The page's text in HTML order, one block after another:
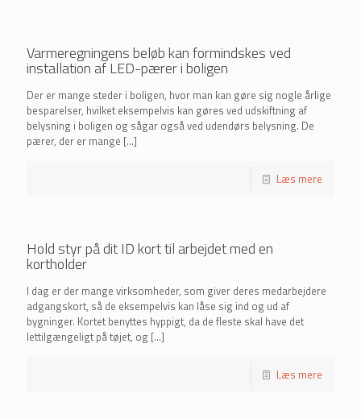
Varmeregningens beløb kan formindskes ved
installation af LED-pærer i boligen
Der er mange steder i boligen, hvor man kan gøre sig nogle årlige
besparelser, hvilket eksempelvis kan gøres ved udskiftning af
belysning i boligen og sågar også ved udendørs belysning. De
pærer, der er mange […]
Læs mere
Hold styr på dit ID kort til arbejdet med en
kortholder
I dag er der mange virksomheder, som giver deres medarbejdere
adgangskort, så de eksempelvis kan låse sig ind og ud af
bygninger. Kortet benyttes hyppigt, da de fleste skal have det
lettilgængeligt på tøjet, og […]
Læs mere